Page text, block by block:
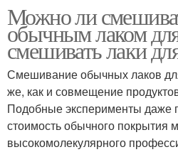
Можно ли
обычным лаком
смешивать лаки
Смешивание обычных лаков
же, как и совмещение
Подобные эксперименты даже
стоимость обычного покрытия
высокомолекулярного